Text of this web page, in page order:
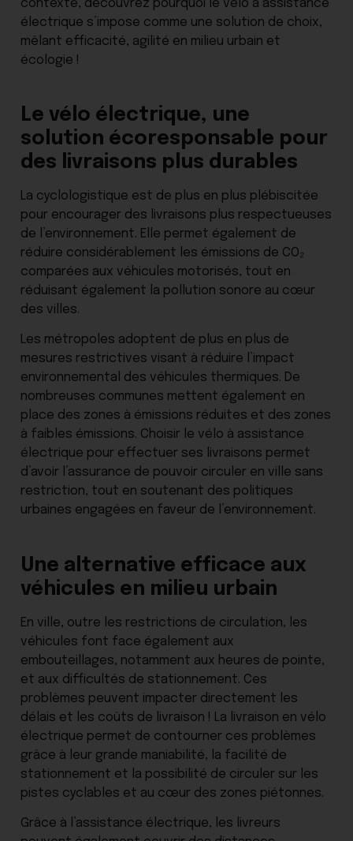
contexte, découvrez pourquoi le vélo à assistance
électrique s’impose comme une solution de choix,
mêlant efficacité, agilité en milieu urbain et
écologie !
Le vélo électrique, une
solution écoresponsable pour
des livraisons plus durables
La cyclologistique est de plus en plus plébiscitée
pour encourager des livraisons plus respectueuses
de l’environnement. Elle permet également de
réduire considérablement les émissions de CO₂
comparées aux véhicules motorisés, tout en
réduisant également la pollution sonore au cœur
des villes.
Les métropoles adoptent de plus en plus de
mesures restrictives visant à réduire l’impact
environnemental des véhicules thermiques. De
nombreuses communes mettent également en
place des zones à émissions réduites et des zones
à faibles émissions. Choisir le vélo à assistance
électrique pour effectuer ses livraisons permet
d’avoir l’assurance de pouvoir circuler en ville sans
restriction, tout en soutenant des politiques
urbaines engagées en faveur de l’environnement.
Une alternative efficace aux
véhicules en milieu urbain
En ville, outre les restrictions de circulation, les
véhicules font face également aux
embouteillages, notamment aux heures de pointe,
et aux difficultés de stationnement. Ces
problèmes peuvent impacter directement les
délais et les coûts de livraison ! La livraison en vélo
électrique permet de contourner ces problèmes
grâce à leur grande maniabilité, la facilité de
stationnement et la possibilité de circuler sur les
pistes cyclables et au cœur des zones piétonnes.
Grâce à l’assistance électrique, les livreurs